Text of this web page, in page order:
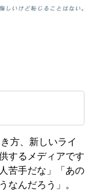
方、新しいライ
するメディアです
苦手だな」「あの
なんだろう」。